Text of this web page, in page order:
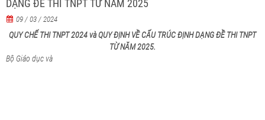
DẠNG ĐỀ THI TNPT TỪ NĂM 2025
09 / 03 / 2024
QUY CHẾ THI TNPT 2024 và QUY ĐỊNH VỀ CẤU TRÚC ĐỊNH DẠNG ĐỀ THI TNPT
TỪ NĂM 2025.
Bộ Giáo dục và